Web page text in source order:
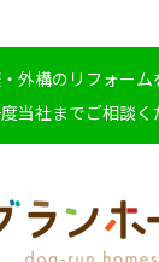
外構のリフォー
当社までご相談く